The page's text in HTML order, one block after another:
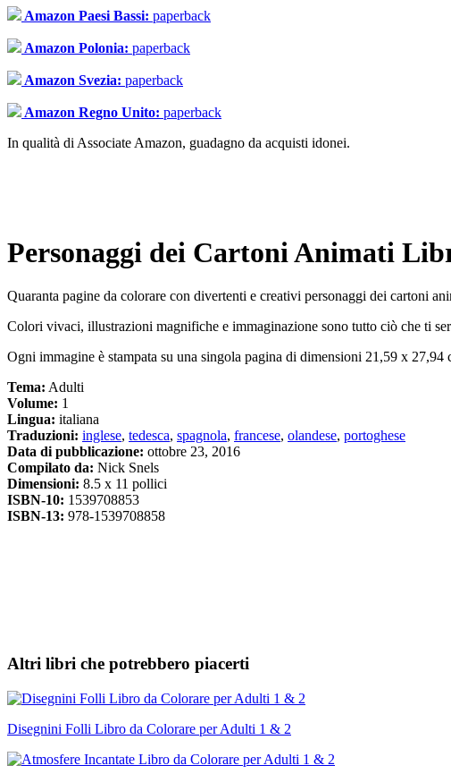
Amazon Paesi Bassi: paperback
Amazon Polonia: paperback
Amazon Svezia: paperback
Amazon Regno Unito: paperback
In qualità di Associate Amazon, guadagno da acquisti idonei.
Personaggi dei Cartoni Animati
Quaranta pagine da colorare con divertenti e creativi personaggi dei cartoni
Colori vivaci, illustrazioni magnifiche e immaginazione sono tutto ciò che ti
Ogni immagine è stampata su una singola pagina di dimensioni 21,59 x
Tema: Adulti
Volume: 1
Lingua: italiana
Traduzioni: inglese, tedesca, spagnola, francese, olandese, portoghese
Data di pubblicazione: ottobre 23, 2016
Compilato da: Nick Snels
Dimensioni: 8.5 x 11 pollici
ISBN-10: 1539708853
ISBN-13: 978-1539708858
Altri libri che potrebbero piacerti
Disegnini Folli Libro da Colorare per Adulti 1 & 2